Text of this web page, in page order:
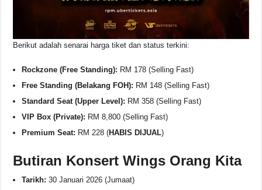
Berikut adalah senarai harga tiket dan status terkini:
Rockzone (Free Standing): RM 178 (Selling Fast)
Free Standing (Belakang FOH): RM 148 (Selling Fast)
Standard Seat (Upper Level): RM 358 (Selling Fast)
VIP Box (Private): RM 8,800 (Selling Fast)
Premium Seat: RM 228 (HABIS DIJUAL)
Butiran Konsert Wings Orang Kita
Tarikh: 30 Januari 2026 (Jumaat)